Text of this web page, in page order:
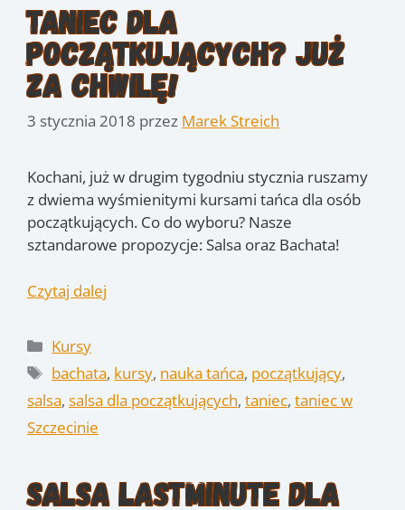
Taniec dla
początkujących? Już
za chwilę!
3 stycznia 2018 przez Marek Streich
Kochani, już w drugim tygodniu stycznia ruszamy
z dwiema wyśmienitymi kursami tańca dla osób
początkujących. Co do wyboru? Nasze
sztandarowe propozycje: Salsa oraz Bachata!
Czytaj dalej
Kategorie
Kursy
Tagi
bachata, kursy, nauka tańca, początkujący,
salsa, salsa dla początkujących, taniec, taniec w
Szczecinie
Salsa Lastminute dla